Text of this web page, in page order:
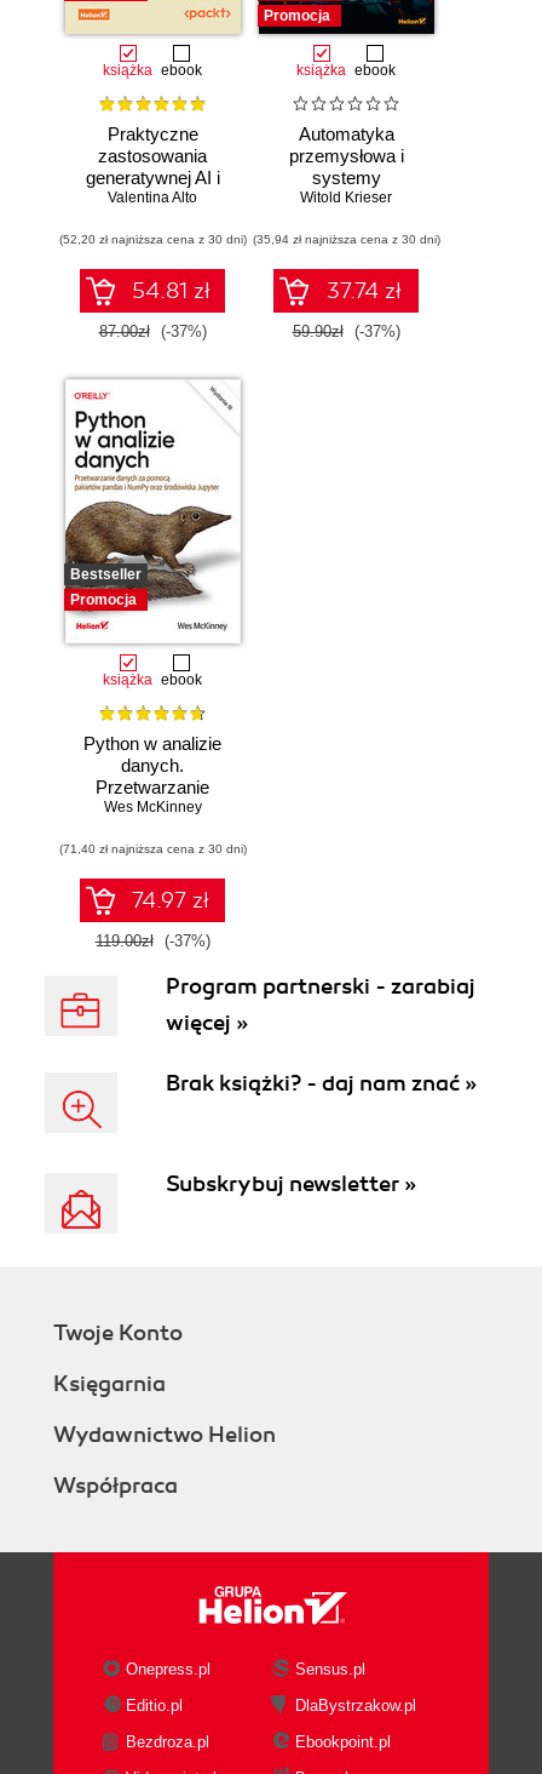
książka ebook
Praktyczne
zastosowania
generatywnej AI i
ChatGPT.
potencjał inżynierii
promptów z
technologiami
OpenAI dla
zwiększenia
kreatywności.
Wydanie II
Valentina Alto
(52,20 zł najniższa cena z 30 dni)
54.81 zł
87.00zł (-37%)
Promocja
książka ebook
Automatyka
przemysłowa i
systemy
sterowania w
Witold Krieser
(35,94 zł najniższa cena z 30 dni)
37.74 zł
59.90zł (-37%)
Bestseller
Promocja
książka ebook
Python w analizie
danych.
Przetwarzanie
danych za pomocą
NumPy oraz
środowiska
Jupyter. Wydanie
III
Wes McKinney
(71,40 zł najniższa cena z 30 dni)
74.97 zł
119.00zł (-37%)
Program partnerski - zarabiaj
więcej »
Brak książki? - daj nam znać »
Subskrybuj newsletter »
Twoje Konto
Księgarnia
Wydawnictwo Helion
Współpraca
Onepress.pl
Sensus.pl
Editio.pl
DlaBystrzakow.pl
Bezdroza.pl
Ebookpoint.pl